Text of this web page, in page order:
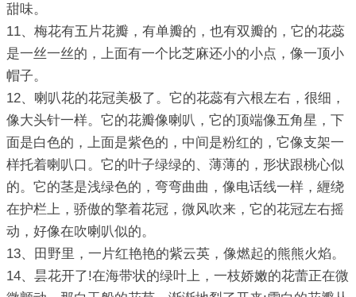
甜味。
11、梅花有五片花瓣，有单瓣的，也有双瓣的，它的花蕊
是一丝一丝的，上面有一个比芝麻还小的小点，像一顶小
帽子。
12、喇叭花的花冠美极了。它的花蕊有六根左右，很细，
像大头针一样。它的花瓣像喇叭，它的顶端像五角星，下
面是白色的，上面是紫色的，中间是粉红的，它像支架一
样托着喇叭口。它的叶子绿绿的、薄薄的，形状跟桃心似
的。它的茎是浅绿色的，弯弯曲曲，像电话线一样，緾绕
在护栏上，骄傲的擎着花冠，微风吹来，它的花冠左右摇
动，好像在吹喇叭似的。
13、田野里，一片红艳艳的紫云英，像燃起的熊熊火焰。
14、昙花开了!在海带状的绿叶上，一枝娇嫩的花蕾正在微